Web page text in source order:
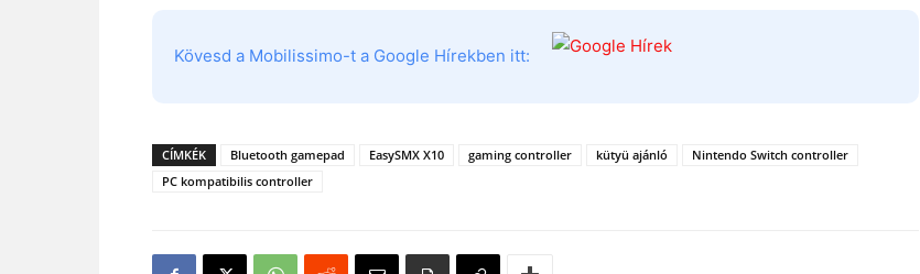
Kövesd a Mobilissimo-t a Google Hírekben itt:
CÍMKÉK Bluetooth gamepad EasySMX X10 gaming controller kütyü ajánló
Nintendo Switch controller
PC kompatibilis controller